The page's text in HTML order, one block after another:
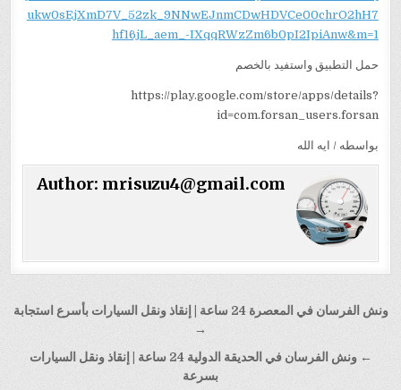
ukw0sEjXmD7V_52zk_9NNwEJnmCDwHDVCe00chrO2hH7
hf16jL_aem_-IXqqRWzZm6b0pI2IpiAnw&m=1
حمل التطبيق واستفيد بالخصم
https://play.google.com/store/apps/details?
id=com.forsan_users.forsan
بواسطه / ايه الله
Author: mrisuzu4@gmail.com
تصفّح
ونش الفرسان في المعصرة 24 ساعة | إنقاذ ونقل السيارات بأسرع استجابة
→
← ونش الفرسان في الحديقة الدولية 24 ساعة | إنقاذ ونقل السيارات
بسرعة